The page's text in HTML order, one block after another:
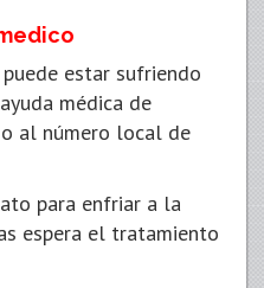
estar sufriendo
médica de
al número local de
para enfriar a la
espera el tratamiento